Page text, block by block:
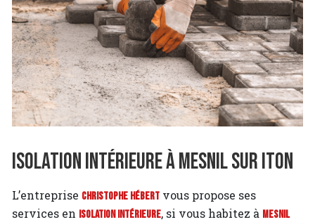
Isolation intérieure à Mesnil sur Iton
L’entreprise Christophe Hébert vous propose ses
services en Isolation intérieure, si vous habitez à Mesnil